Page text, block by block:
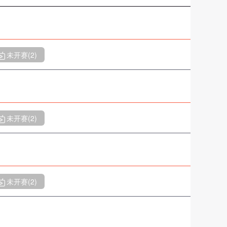
未开赛(2)
未开赛(2)
未开赛(2)